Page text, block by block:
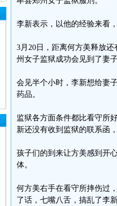
李新表示，以他的经验来看
3月20日，距离何方美释放
州女子监狱成功会见到了妻
会见半个小时，李新想给妻
药品。
监狱各方面条件都比看守所
新还没有收到监狱的联系函
孩子们的到来让方美感到开
体。
何方美右手在看守所摔伤过
了话，七嘴八舌，搞乱了李